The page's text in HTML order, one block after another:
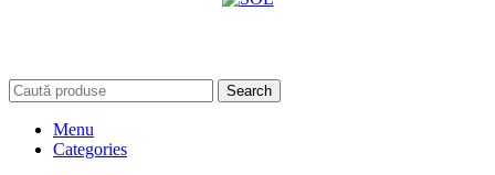
Search
Menu
Categories